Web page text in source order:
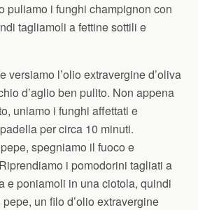
puliamo i funghi champignon con
tagliamoli a fettine sottili e
versiamo l’olio extravergine d’oliva
d’aglio ben pulito. Non appena
uniamo i funghi affettati e
per circa 10 minuti.
spegniamo il fuoco e
i pomodorini tagliati a
e poniamoli in una ciotola, quindi
un filo d’olio extravergine